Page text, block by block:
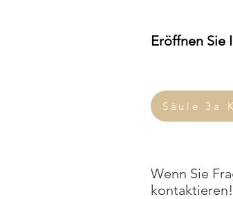
Eröffnen Sie
Wenn Sie
kontaktieren!
Säule 3a